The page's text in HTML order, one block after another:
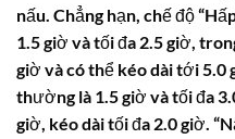
nấu. Chẳng hạn, chế độ
1.5 giờ và tối đa 2.5 giờ,
giờ và có thể kéo dài tới 5.0
thường là 1.5 giờ và tối đa
giờ, kéo dài tối đa 2.0 giờ.